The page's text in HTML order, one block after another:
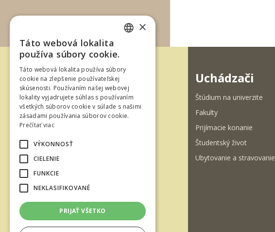
T. G. Masaryka 24
Slovenská republika
Tel.: +421-45-520 61 11
Fax: +421-45-533 00 27
e-mail: info@tuzvo.sk
Uchádzači
Štúdium na univerzite
Fakulty
Prijímacie konanie
Študentský život
Ubytovanie a stravovanie
×
Táto webová lokalita
používa súbory cookie.
Táto webová lokalita používa súbory
cookie na zlepšenie používateľskej
skúsenosti. Používaním našej webovej
lokality vyjadrujete súhlas s používaním
všetkých súborov cookie v súlade s našimi
zásadami používania súborov cookie.
Prečítať viac
VÝKONNOSŤ
CIELENIE
FUNKCIE
NEKLASIFIKOVANÉ
PRIJAŤ VŠETKO